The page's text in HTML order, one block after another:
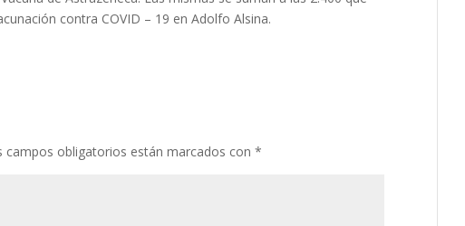
contra COVID – 19 en Adolfo Alsina.
campos obligatorios están marcados con*